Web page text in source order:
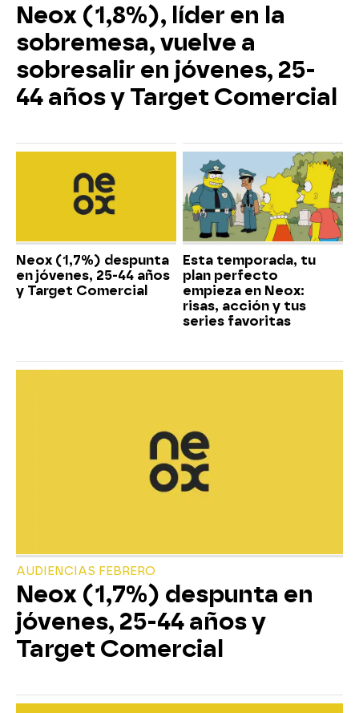
Neox (1,8%), líder en la
sobremesa, vuelve a
sobresalir en jóvenes, 25-
44 años y Target Comercial
Neox (1,7%) despunta
en jóvenes, 25-44 años
y Target Comercial
Esta temporada, tu
plan perfecto
empieza en Neox:
risas, acción y tus
series favoritas
AUDIENCIAS FEBRERO
Neox (1,7%) despunta en
jóvenes, 25-44 años y
Target Comercial